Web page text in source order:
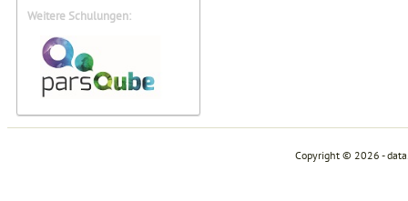
Weitere Schulungen:
Copyright © 2026 -